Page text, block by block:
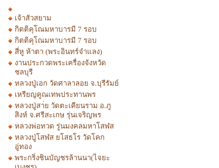
เจ้าสัวสยาม
กิตติคุโณมหาบารมี 7 รอบ
กิตติคุโณมหาบารมี 7 รอบ
สี่หู ห้าตา (พระอินทร์จำแลง)
งานประกวดพระเครื่องจังหวัด
ชลบุรี
หลวงปู่เอก วัดศาลาลอย จ.บุรีรัมย์
เหรียญคูณเทพประทานพร
หลวงปู่สา่ย วัดตะเคียนราม อ.ภู
สิงห์ จ.ศรีสะเกษ รุ่นเจริญพร
หลวงพ่อทวด รู่นมงคลมหาโสฬส
หลวงปู่โสฬส ยโสธโร วัดโคก
อู่ทอง
พระกริ่งชินบัญชรล้านนา(ไจยะ